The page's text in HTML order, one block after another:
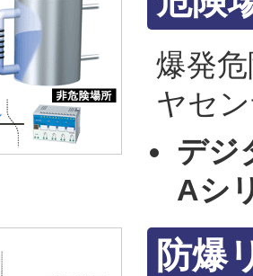
爆発
ヤセ
デジ
Aシ
防爆